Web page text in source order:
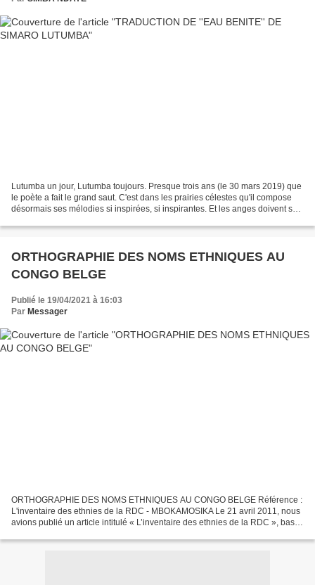
Lutumba un jour, Lutumba toujours. Presque trois ans (le 30 mars 2019) que
le poète a fait le grand saut. C'est dans les prairies célestes qu'il compose
désormais ses mélodies si inspirées, si inspirantes. Et les anges doivent se
ORTHOGRAPHIE DES NOMS ETHNIQUES AU
CONGO BELGE
Publié le 19/04/2021 à 16:03
Par Messager
ORTHOGRAPHIE DES NOMS ETHNIQUES AU CONGO BELGE Référence :
L'inventaire des ethnies de la RDC - MBOKAMOSIKA Le 21 avril 2011, nous
avions publié un article intitulé « L’inventaire des ethnies de la RDC », basé